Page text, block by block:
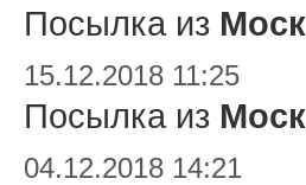
Посылка из
15.12.2018 11:25
Посылка из
04.12.2018 14:21